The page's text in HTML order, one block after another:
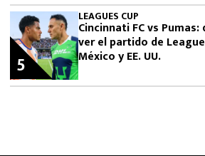
LEAGUES CUP
Cincinnati FC vs
ver el partido de
México y EE. UU.
5